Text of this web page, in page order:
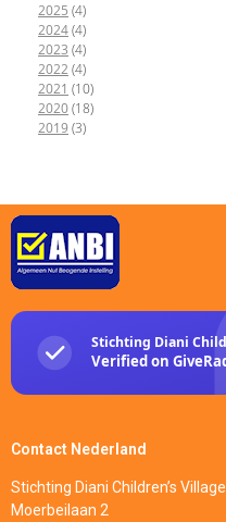
2025 (4)
2024(4)
2023 (4)
2022 (4)
2021 (10)
2020(18)
2019 (3)
Contact Nederland
Stichting Diani Children’s Village
Moerbeilaan 2